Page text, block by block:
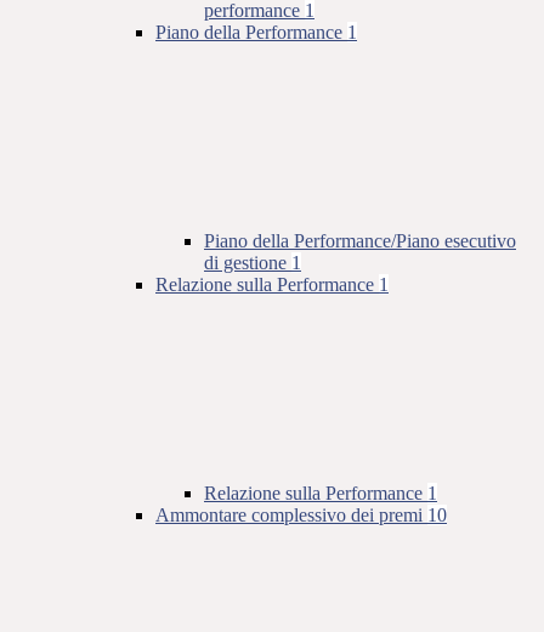
performance 1
Piano della Performance 1
Piano della Performance/Piano esecutivo
di gestione 1
Relazione sulla Performance 1
Relazione sulla Performance 1
Ammontare complessivo dei premi 10